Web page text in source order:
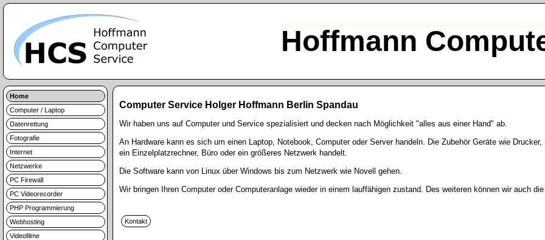
Hoffmann
Home
Computer / Laptop
Datenrettung
Fotografie
Internet
Netzwerke
PC Firewall
PC Videorecorder
PHP Programmierung
Webhosting
Videofilme
Computer Service Holger Hoffmann Berlin Spandau
Wir haben uns auf Computer und Service spezialisiert und decken nach Möglichkeit "alles aus einer Hand" ab.
An Hardware kann es sich um einen Laptop, Notebook, Computer oder Server handeln. Die Zubehör Geräte wie
ein Einzelplatzrechner, Büro oder ein größeres Netzwerk handelt.
Die Software kann von Linux über Windows bis zum Netzwerk wie Novell gehen.
Wir bringen Ihren Computer oder Computeranlage wieder in einem lauffähigen zustand. Des weiteren können wir auch